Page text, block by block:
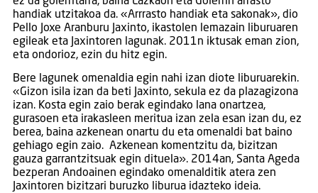
handiak utzitakoa da. «Arrrasto handiak eta sakonak», dio
Pello Joxe Aranburu Jaxinto, ikastolen lemazain liburuaren
egileak eta Jaxintoren lagunak. 2011n iktusak eman zion,
eta ondorioz, ezin du hitz egin.
Bere lagunek omenaldia egin nahi izan diote liburuarekin.
«Gizon isila izan da beti Jaxinto, sekula ez da plazagizona
izan. Kosta egin zaio berak egindako lana onartzea,
gurasoen eta irakasleen meritua izan zela esan izan du, ez
berea, baina azkenean onartu du eta omenaldi bat baino
gehiago egin zaio. Azkenean komentzitu da, bizitzan
gauza garrantzitsuak egin dituela». 2014an, Santa Ageda
bezperan Andoainen egindako omenalditik atera zen
Jaxintoren bizitzari buruzko liburua idazteko ideia.